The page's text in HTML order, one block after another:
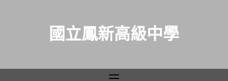
國立鳳新高級中學